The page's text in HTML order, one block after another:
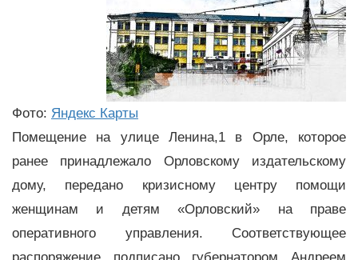
Фото: Яндекс Карты
Помещение на улице Ленина,1 в Орле, которое
ранее принадлежало Орловскому издательскому
дому, передано кризисному центру помощи
женщинам и детям «Орловский» на праве
оперативного управления. Соответствующее